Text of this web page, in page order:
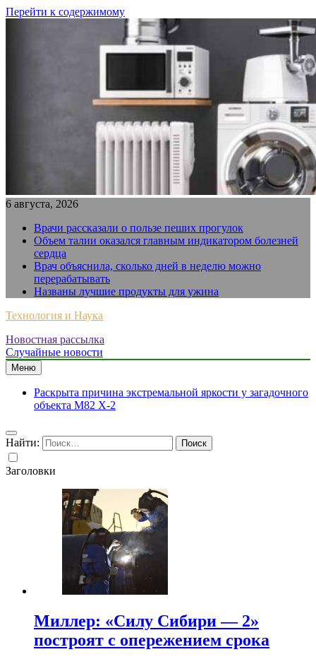
Перейти к содержимому
6 августа, 2026
Врачи рассказали о пользе пеших прогулок
Объем талии оказался главным индикатором болезней
сердца
Врач объяснила, сколько дней в неделю можно
перерабатывать
Названы лучшие продукты для ужина
Технология и Наука
Новостная рассылка
Случайные новости
Меню
Раскрыта причина экстремальной яркости у загадочного
объекта M82 X-2
Найти:
Заголовки
Миллер: «Силу Сибири — 2»
построят с опережением срока